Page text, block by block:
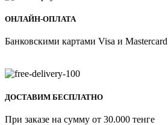
ОНЛАЙН-ОПЛАТА
Банковскими картами Visa и Mastercard
ДОСТАВИМ БЕСПЛАТНО
При заказе на сумму от 30.000 тенге